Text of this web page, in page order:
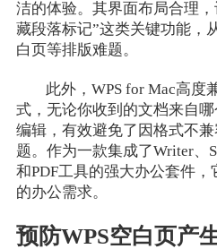
洁的体验。其界面布局合理
藏段落标记”这类关键功能，
白页等排版难题。
此外，WPS for Mac高度
式，无论你收到的文档来自
编辑，有效避免了因格式不
题。作为一款集成了Writer、
和PDF工具的强大办公套件
的办公需求。
预防WPS空白页产